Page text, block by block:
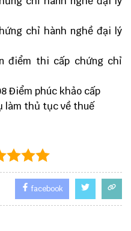
chỉ hành nghề đại lý
điểm thi cấp chứng chỉ
Điểm phúc khảo cấp
làm thủ tục về thuế
facebook